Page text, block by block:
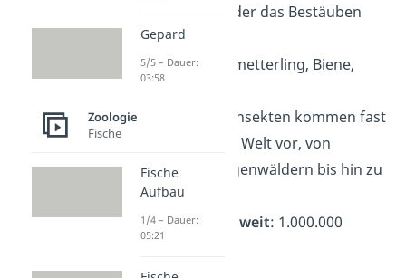
von Nestern oder das Bestäuben
von Pflanzen.
Beispiele : Schmetterling, Biene,
Lebensraum
: Insekten kommen fast
überall auf der Welt vor, von
tropischen Regenwäldern bis hin zu
Städten
Artenzahl weltweit: 1.000.000
Gepard
5/5 – Dauer:
03:58
Zoologie
Fische
Fische
Aufbau
1/4 – Dauer:
05:21